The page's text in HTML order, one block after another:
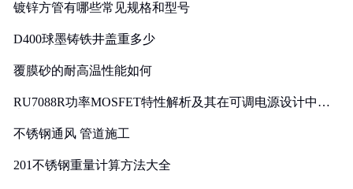
镀锌方管有哪些常见规格和型号
D400球墨铸铁井盖重多少
覆膜砂的耐高温性能如何
RU7088R功率MOSFET特性解析及其在可调电源设计中的
不锈钢通风 管道施工
201不锈钢重量计算方法大全